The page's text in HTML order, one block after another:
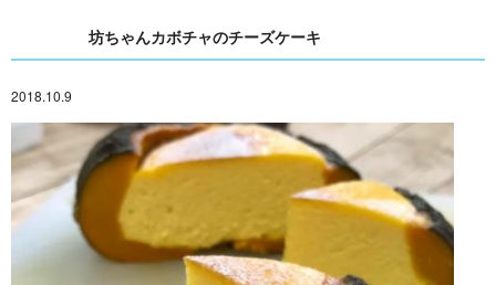
坊ちゃんカボチャのチーズケーキ
2018.10.9